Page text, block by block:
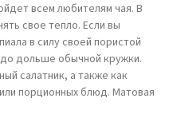
всем любителям чая. В
свое тепло. Если вы
в силу своей пористой
дольше обычной кружки.
салатник, а также как
порционных блюд. Матовая